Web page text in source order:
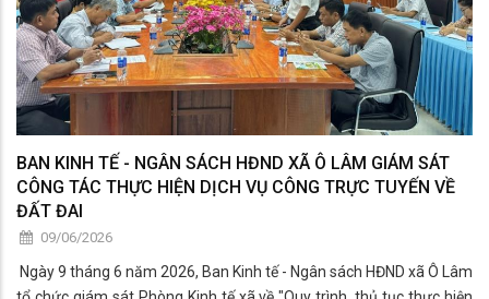
BAN KINH TẾ - NGÂN SÁCH HĐND XÃ Ô LÂM GIÁM SÁT
CÔNG TÁC THỰC HIỆN DỊCH VỤ CÔNG TRỰC TUYẾN VỀ
ĐẤT ĐAI
09/06/2026
Ngày 9 tháng 6 năm 2026, Ban Kinh tế - Ngân sách HĐND xã Ô Lâm